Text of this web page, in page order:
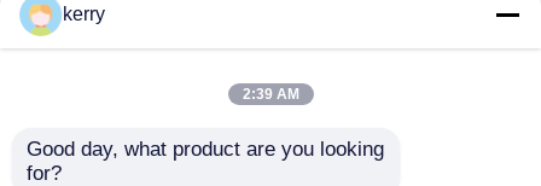
ब्लॉग
एक उद्धरण का अनुरोध करें
एबीबी 800xa
GE IS200ERDDH1A
kerry
2:39 AM
Good day, what product are you looking
for?